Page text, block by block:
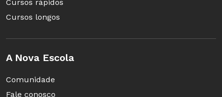
Cursos rápidos
Cursos longos
A Nova Escola
Comunidade
Fale conosco